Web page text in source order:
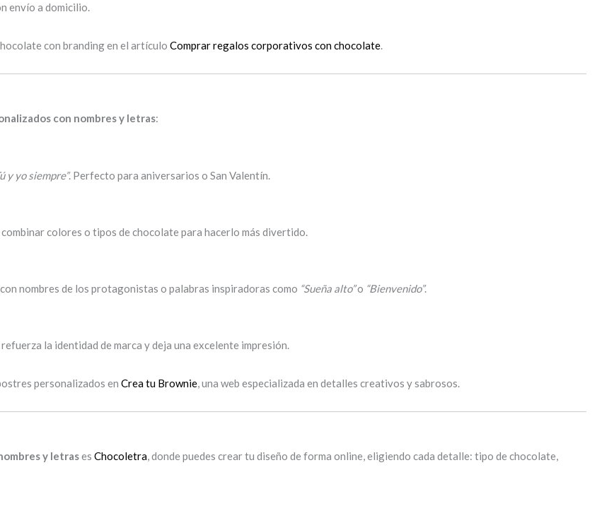
envío a domicilio.
con branding en el artículo Comprar regalos corporativos con chocolate.
con nombres y letras:
y yo siempre”. Perfecto para aniversarios o San Valentín.
combinar colores o tipos de chocolate para hacerlo más divertido.
nombres de los protagonistas o palabras inspiradoras como “Sueña alto”o “Bienvenido”.
la identidad de marca y deja una excelente impresión.
personalizados en Crea tu Brownie, una web especializada en detalles creativos y sabrosos.
y letrases Chocoletra, donde puedes crear tu diseño de forma online, eligiendo cada detalle: tipo de chocolate,